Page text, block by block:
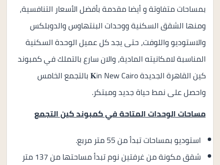
بمساحات متفاوتة و أيضا مقدمة بأفضل الأسعار التنافسية،
ومنها الشقق السكنية ووحدات البنتهاوس والدوبلكس
والاستوديو واللوفت، حتى يجد كل عميل الوحدة السكنية
المناسبة لامكانيته المادية، والان سارع بالتملك في كمبوند
كين القاهرة الجديدة 𝐊in New Cairo بالتجمع الخامس
واحصل على نمط حياة جديد ومبتكر.
مساحات الوحدات المتاحة في كمبوند كين التجمع
استوديو بمساحات تبدأ من 55 متر مربع.
شقق مكونة من غرفتين نوم تبدأ مساحتها من 137 متر